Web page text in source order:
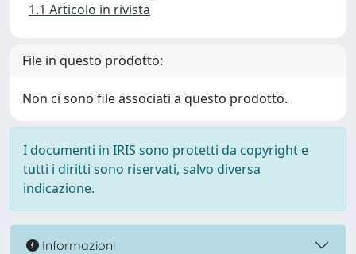
1.1 Articolo in rivista
File in questo prodotto:
Non ci sono file associati a questo prodotto.
I documenti in IRIS sono protetti da copyright e
tutti i diritti sono riservati, salvo diversa
indicazione.
Informazioni